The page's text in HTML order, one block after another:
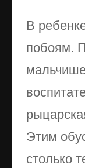
В
побоям.
Этим
столько